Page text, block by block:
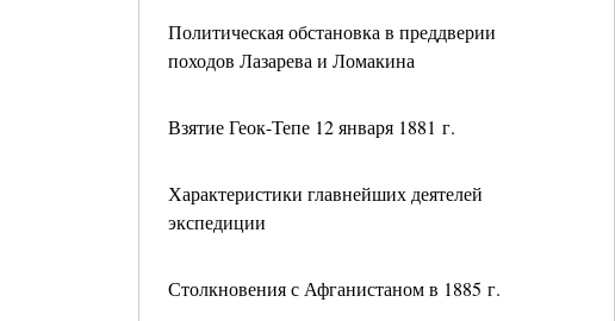
Политическая обстановка в преддверии
походов Лазарева и Ломакина
Взятие Геок-Тепе 12 января 1881 г.
Характеристики главнейших деятелей
экспедиции
Столкновения с Афганистаном в 1885 г.